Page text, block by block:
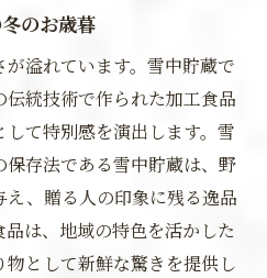
のお歳暮
溢れています。雪中貯蔵で
統技術で作られた加工食品
て特別感を演出します。雪
存法である雪中貯蔵は、野
、贈る人の印象に残る逸品
は、地域の特色を活かした
として新鮮な驚きを提供し